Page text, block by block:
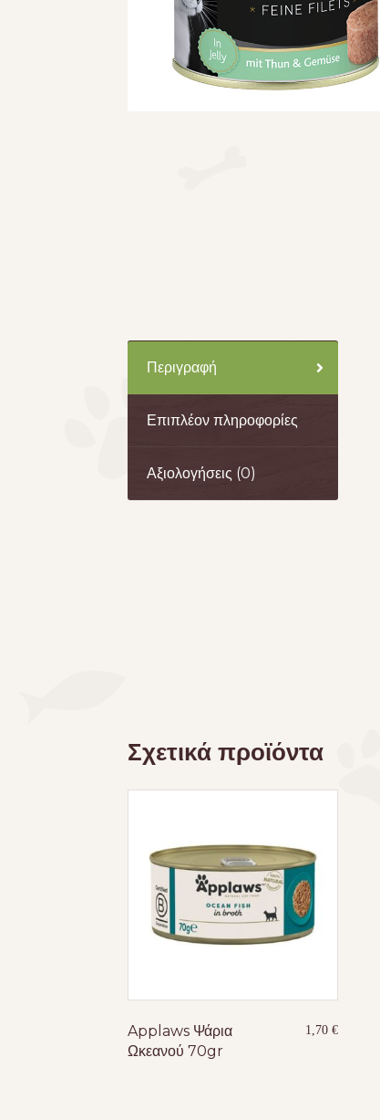
Περιγραφή
Επιπλέον πληροφορίες
Αξιολογήσεις (0)
Σχετικά προϊόντα
Applaws Ψάρια
Ωκεανού 70gr
1,70€